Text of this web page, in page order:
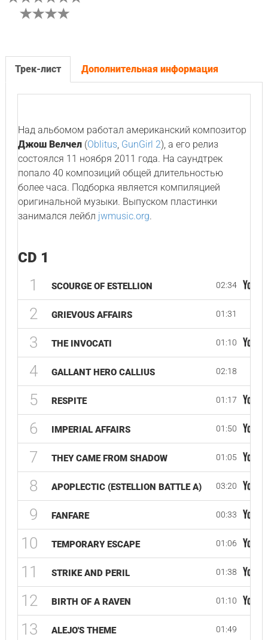
Трек-лист Дополнительная информация
Над альбомом работал американский композитор
Джош Велчел(Oblitus, GunGirl 2), а его релиз
состоялся 11 ноября 2011 года. На саундтрек
попало 40 композиций общей длительностью
более часа. Подборка является компиляцией
оригинальной музыки. Выпуском пластинки
занимался лейбл jwmusic.org.
CD 1
1 SCOURGE OF ESTELLION 02:34
2 GRIEVOUS AFFAIRS 01:31
3 THE INVOCATI 01:10
4 GALLANT HERO CALLIUS 02:18
5 RESPITE 01:17
6 IMPERIAL AFFAIRS 01:50
7 THEY CAME FROM SHADOW 01:05
8 APOPLECTIC (ESTELLION BATTLE A) 03:20
9 FANFARE 00:33
10 TEMPORARY ESCAPE 01:06
11 STRIKE AND PERIL 01:38
12 BIRTH OF A RAVEN 01:10
13 ALEJO'S THEME 01:49